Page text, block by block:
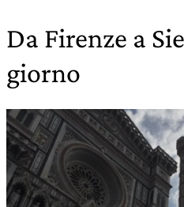
Da Firenze a
giorno